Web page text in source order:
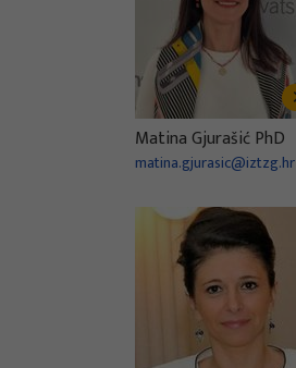
Matina Gjurašić PhD
matina.gjurasic@iztzg.hr